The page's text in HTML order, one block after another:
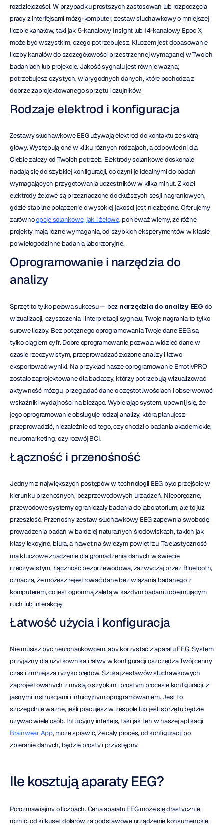
rozdzielczości. W przypadku prostszych zastosowań lub rozpoczęcia
pracy z interfejsami mózg-komputer, zestaw słuchawkowy o mniejszej
liczbie kanałów, taki jak 5-kanałowy Insight lub 14-kanałowy Epoc X,
może być wszystkim, czego potrzebujesz. Kluczem jest dopasowanie
liczby kanałów do szczegółowości przestrzennej wymaganej w Twoich
badaniach lub projekcie. Jakość sygnału jest równie ważna;
potrzebujesz czystych, wiarygodnych danych, które pochodzą z
dobrze zaprojektowanego sprzętu i czujników.
Rodzaje elektrod i konfiguracja
Zestawy słuchawkowe EEG używają elektrod do kontaktu ze skórą
głowy. Występują one w kilku różnych rodzajach, a odpowiedni dla
Ciebie zależy od Twoich potrzeb. Elektrody solankowe doskonale
nadają się do szybkiej konfiguracji, co czyni je idealnymi do badań
wymagających przygotowania uczestników w kilka minut. Z kolei
elektrody żelowe są przeznaczone do dłuższych sesji nagraniowych,
gdzie stabilne połączenie o wysokiej jakości jest niezbędne. Oferujemy
zarówno opcje solankowe, jak i żelowe, ponieważ wiemy, że różne
projekty mają różne wymagania, od szybkich eksperymentów w klasie
po wielogodzinne badania laboratoryjne.
Oprogramowanie i narzędzia do
analizy
Sprzęt to tylko połowa sukcesu — bez narzędzia do analizy EEG do
wizualizacji, czyszczenia i interpretacji sygnału, Twoje nagrania to tylko
surowe liczby. Bez potężnego oprogramowania Twoje dane EEG są
tylko ciągiem cyfr. Dobre oprogramowanie pozwala widzieć dane w
czasie rzeczywistym, przeprowadzać złożone analizy i łatwo
eksportować wyniki. Na przykład nasze oprogramowanie EmotivPRO
zostało zaprojektowane dla badaczy, którzy potrzebują wizualizować
aktywność mózgu, przeglądać dane o częstotliwościach i obserwować
wskaźniki wydajności na bieżąco. Wybierając system, upewnij się, że
jego oprogramowanie obsługuje rodzaj analizy, którą planujesz
przeprowadzić, niezależnie od tego, czy chodzi o badania akademickie,
neuromarketing, czy rozwój BCI.
Łączność i przenośność
Jednym z największych postępów w technologii EEG było przejście w
kierunku przenośnych, bezprzewodowych urządzeń. Nieporęczne,
przewodowe systemy ograniczały badania do laboratorium, ale to już
przeszłość. Przenośny zestaw słuchawkowy EEG zapewnia swobodę
prowadzenia badań w bardziej naturalnych środowiskach, takich jak
klasy lekcyjne, biura, a nawet na świeżym powietrzu. Ta elastyczność
ma kluczowe znaczenie dla gromadzenia danych w świecie
rzeczywistym. Łączność bezprzewodowa, zazwyczaj przez Bluetooth,
oznacza, że możesz rejestrować dane bez wiązania badanego z
komputerem, co jest ogromną zaletą w każdym badaniu obejmującym
ruch lub interakcję.
Łatwość użycia i konfiguracja
Nie musisz być neuronaukowcem, aby korzystać z aparatu EEG. System
przyjazny dla użytkownika i łatwy w konfiguracji oszczędza Twój cenny
czas i zmniejsza ryzyko błędów. Szukaj zestawów słuchawkowych
zaprojektowanych z myślą o szybkim i prostym procesie konfiguracji, z
jasnymi instrukcjami i intuicyjnym oprogramowaniem. Jest to
szczególnie ważne, jeśli pracujesz w zespole lub jeśli sprzętu będzie
Brainwear App, może sprawić, że cały proces, od konfiguracji po
zbieranie danych, będzie prosty i przystępny.
Ile kosztują aparaty EEG?
Porozmawiajmy o liczbach. Cena aparatu EEG może się drastycznie
różnić, od kilkuset dolarów za podstawowe urządzenie konsumenckie